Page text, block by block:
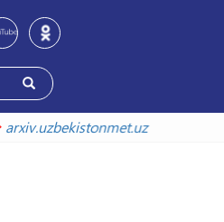
arxiv.uzbekistonmet.uz